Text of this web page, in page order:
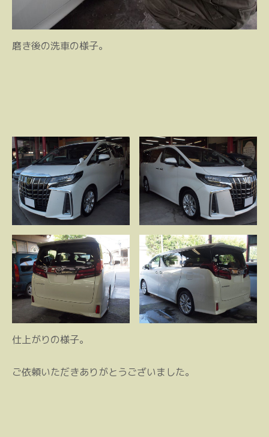
磨き後の洗車の様子。
仕上がりの様子。
ご依頼いただきありがとうございました。